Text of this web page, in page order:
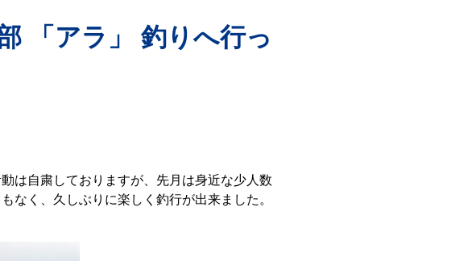
「アラ」 釣りへ行っ
は自粛しておりますが、先月は身近な少人数
なく、久しぶりに楽しく釣行が出来ました。